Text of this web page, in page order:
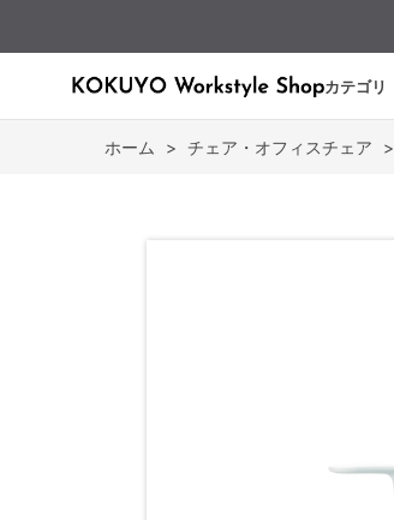
カテゴリ
ホーム > チェア・オフィスチェア >